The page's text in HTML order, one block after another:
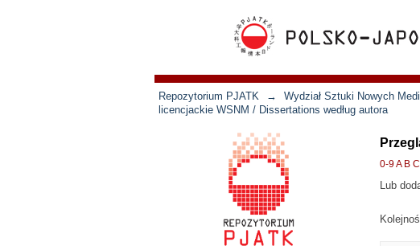
Repozytorium PJATK → Wydział Sztuki Nowych
licencjackie WSNM / Dissertations według autora
0-9A B C
Lub